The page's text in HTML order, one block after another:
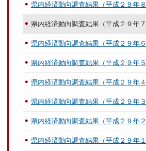
県内経済動向調査結果（平成２９年８
県内経済動向調査結果（平成２９年７
県内経済動向調査結果（平成２９年６
県内経済動向調査結果（平成２９年５
県内経済動向調査結果（平成２９年４
県内経済動向調査結果（平成２９年３
県内経済動向調査結果（平成２９年２
県内経済動向調査結果（平成２９年１